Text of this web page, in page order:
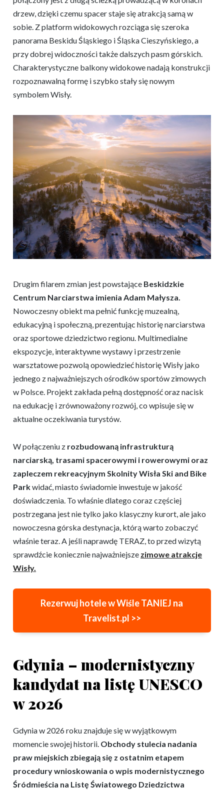
drzew, dzięki czemu spacer staje się atrakcją samą w
sobie. Z platform widokowych rozciąga się szeroka
panorama Beskidu Śląskiego i Śląska Cieszyńskiego, a
przy dobrej widoczności także dalszych pasm górskich.
Charakterystyczne balkony widokowe nadają konstrukcji
rozpoznawalną formę i szybko stały się nowym
symbolem Wisły.
Drugim filarem zmian jest powstające Beskidzkie
Centrum Narciarstwa imienia Adam Małysza.
Nowoczesny obiekt ma pełnić funkcję muzealną,
edukacyjną i społeczną, prezentując historię narciarstwa
oraz sportowe dziedzictwo regionu. Multimedialne
ekspozycje, interaktywne wystawy i przestrzenie
warsztatowe pozwolą opowiedzieć historię Wisły jako
jednego z najważniejszych ośrodków sportów zimowych
w Polsce. Projekt zakłada pełną dostępność oraz nacisk
na edukację i zrównoważony rozwój, co wpisuje się w
aktualne oczekiwania turystów.
W połączeniu z rozbudowaną infrastrukturą
narciarską, trasami spacerowymi i rowerowymi oraz
zapleczem rekreacyjnym Skolnity Wisła Ski and Bike
Parkwidać, miasto świadomie inwestuje w jakość
doświadczenia. To właśnie dlatego coraz częściej
postrzegana jest nie tylko jako klasyczny kurort, ale jako
nowoczesna górska destynacja, którą warto zobaczyć
właśnie teraz. A jeśli naprawdę TERAZ, to przed wizytą
sprawdźcie koniecznie najważniejsze zimowe atrakcje
Wisły.
Rezerwuj hotele w Wiśle TANIEJ na
Travelist.pl >>
Gdynia – modernistyczny
kandydat na listę UNESCO
w 2026
Gdynia w 2026 roku znajduje się w wyjątkowym
momencie swojej historii. Obchody stulecia nadania
praw miejskich zbiegają się z ostatnim etapem
procedury wnioskowania o wpis modernistycznego
Śródmieścia na Listę Światowego Dziedzictwa